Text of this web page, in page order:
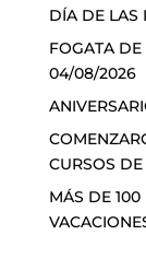
DÍA DE LAS
FOGATA
04/08/2026
CURSOS
MÁS DE